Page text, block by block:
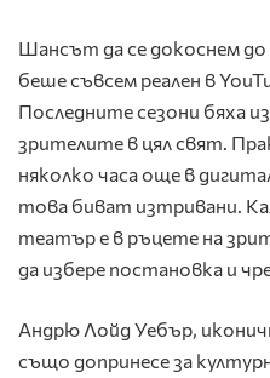
Шансът да се докоснем
беше съвсем реален в
Последните сезони бяха
зрителите в цял свят.
няколко часа още в
това биват изтривани.
театър е в ръцете на
да избере постановка и
Андрю Лойд Уебър,
също допринесе за